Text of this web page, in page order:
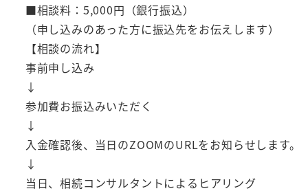
■相談料：5,000円（銀行振込）
（申し込みのあった方に振込先をお伝えします）
【相談の流れ】
事前申し込み
↓
参加費お振込みいただく
↓
入金確認後、当日のZOOMのURLをお知らせします。
↓
当日、相続コンサルタントによるヒアリング